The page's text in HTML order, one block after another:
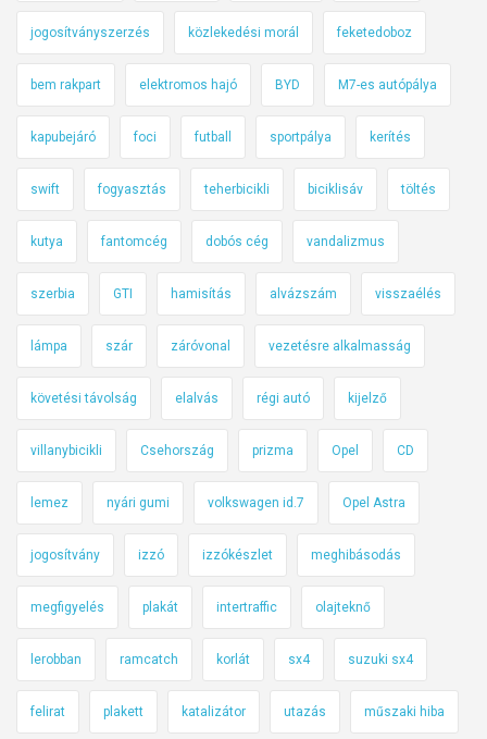
jogosítványszerzés közlekedési morál feketedoboz
bem rakpart elektromos hajó BYD M7-es autópálya
kapubejáró foci futball sportpálya kerítés
swift fogyasztás teherbicikli biciklisáv töltés
kutya fantomcég dobós cég vandalizmus
szerbia GTI hamisítás alvázszám visszaélés
lámpa szár záróvonal vezetésre alkalmasság
követési távolság elalvás régi autó kijelző
villanybicikli Csehország prizma Opel CD
lemez nyári gumi volkswagen id.7 Opel Astra
jogosítvány izzó izzókészlet meghibásodás
megfigyelés plakát intertraffic olajteknő
lerobban ramcatch korlát sx4 suzuki sx4
felirat plakett katalizátor utazás műszaki hiba